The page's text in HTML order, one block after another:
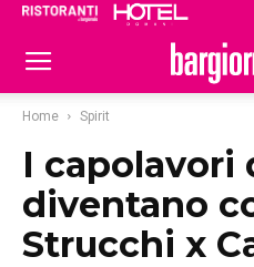
Home Spirit
I capolavori
diventano
Strucchi x